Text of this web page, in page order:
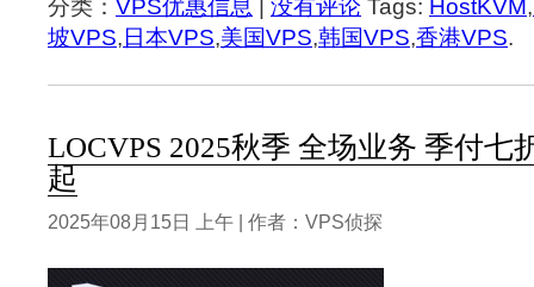
分类： VPS优惠信息 没有评论 Tags: HostKVM,
坡VPS, 日本VPS,美国VPS,韩国VPS,香港VPS.
LOCVPS 2025秋季 全场业务 季付七
起
2025年08月15日 上午 | 作者：VPS侦探